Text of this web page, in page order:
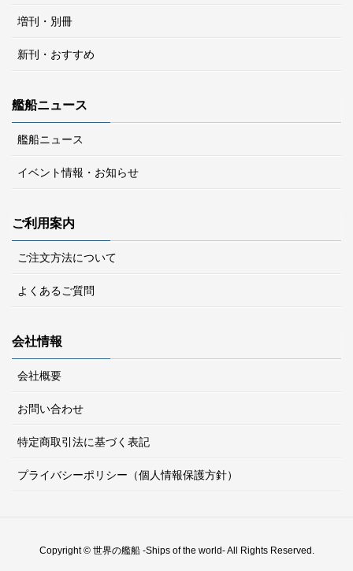
増刊・別冊
新刊・おすすめ
艦船ニュース
艦船ニュース
イベント情報・お知らせ
ご利用案内
ご注文方法について
よくあるご質問
会社情報
会社概要
お問い合わせ
特定商取引法に基づく表記
プライバシーポリシー（個人情報保護方針）
Copyright © 世界の艦船 -Ships of the world- All Rights Reserved.